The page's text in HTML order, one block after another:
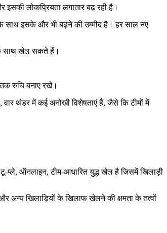
इसकी लोकप्रियता लगातार बढ़ रही है।
के साथ इसके और भी बढ़ने की उम्मीद है। हर साल नए
के साथ खेल सकते हैं।
रुचि बनाए रखे।
थंडर में कई अनोखी विशेषताएं हैं, जैसे कि टीमों में
प्ले, ऑनलाइन, टीम-आधारित युद्ध खेल है जिसमें खिलाड़ी
अन्य खिलाड़ियों के खिलाफ खेलने की क्षमता के तत्वों